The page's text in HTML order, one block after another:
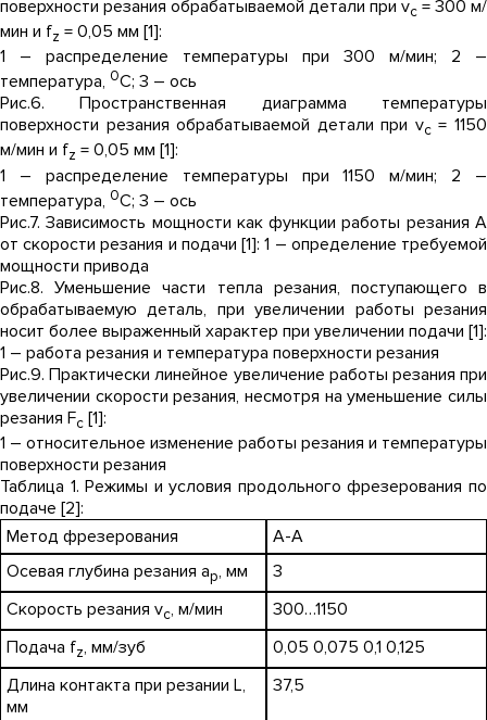
поверхности резания обрабатываемой детали при vc = 300 м/
мин и fz = 0,05 мм [1]:
1 – распределение температуры при 300 м/мин; 2 –
температура, 0С; 3 – ось
Рис.6. Пространственная диаграмма температуры
поверхности резания обрабатываемой детали при vc= 1150
м/мин и fz = 0,05 мм [1]:
1 – распределение температуры при 1150 м/мин; 2 –
температура, 0С; 3 – ось
Рис.7. Зависимость мощности как функции работы резания А
от скорости резания и подачи [1]: 1 – определение требуемой
мощности привода
Рис.8. Уменьшение части тепла резания, поступающего в
обрабатываемую деталь, при увеличении работы резания
носит более выраженный характер при увеличении подачи [1]:
1 – работа резания и температура поверхности резания
Рис.9. Практически линейное увеличение работы резания при
увеличении скорости резания, несмотря на уменьшение силы
резания Fc [1]:
1 – относительное изменение работы резания и температуры
поверхности резания
Таблица 1. Режимы и условия продольного фрезерования по
подаче [2]:
Метод фрезерования
А-А
Осевая глубина резания ар, мм
3
Скорость резания vc, м/мин
300…1150
Подача fz, мм/зуб
0,05 0,075 0,1 0,125
Длина контакта при резании L,
мм
37,5